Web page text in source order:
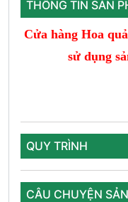
THÔNG TIN SẢN
Cửa hàng Hoa
sử dụng
QUY TRÌNH
CÂU CHUYỆN